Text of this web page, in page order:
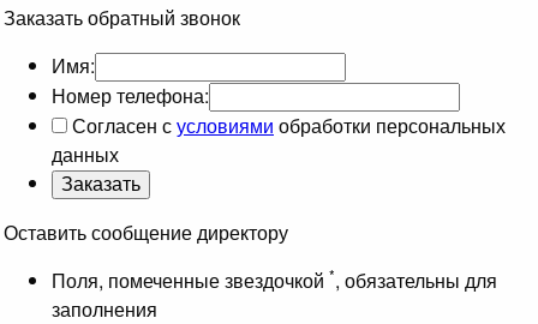
Заказать обратный звонок
Имя:
Номер телефона:
Согласен сусловиями обработки персональных
данных
Оставить сообщение директору
Поля, помеченные звездочкой *, обязательны для
заполнения